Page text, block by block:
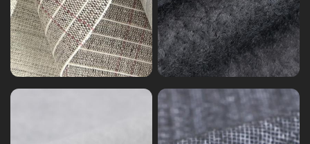
ト
フ
ェ
ル
ト
ッ
ド
不
織
布